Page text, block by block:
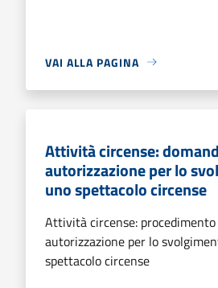
VAI ALLA PAGINA
Attività circense:
autorizzazione per lo
uno spettacolo circense
Attività circense: procedimento
autorizzazione per lo
spettacolo circense